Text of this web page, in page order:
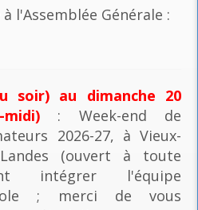
l'Assemblée Générale :
soir) au dimanche 20
: Week-end de
2026-27, à Vieux-
(ouvert à toute
intégrer l'équipe
; merci de vous